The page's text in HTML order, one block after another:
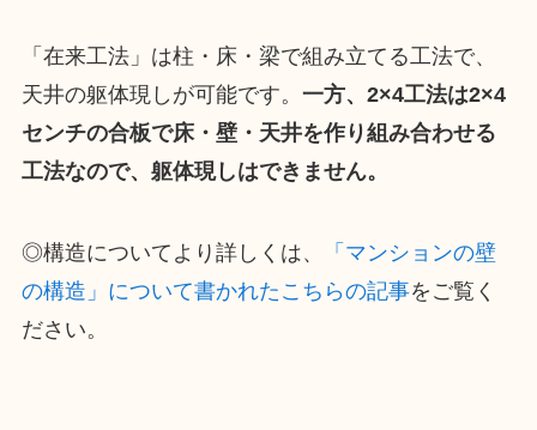
「在来工法」は柱・床・梁で組み立てる工法で、
天井の躯体現しが可能です。 一方、2×4工法は2×4
センチの合板で床・壁・天井を作り組み合わせる
工法なので、躯体現しはできません。
◎構造についてより詳しくは、
「マンションの壁
の構造」について書かれたこちらの記事をご覧く
ださい。